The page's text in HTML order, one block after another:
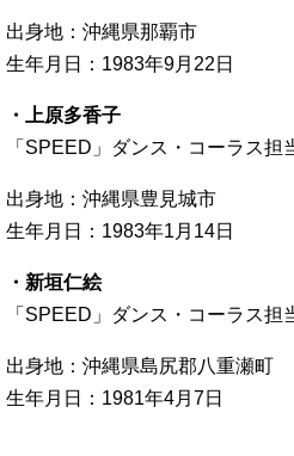
出身地：沖縄県那覇市
生年月日：1983年9月22日
・上原多香子
「SPEED」ダンス・コーラス担
出身地：沖縄県豊見城市
生年月日：1983年1月14日
・新垣仁絵
「SPEED」ダンス・コーラス担
出身地：沖縄県島尻郡八重瀬町
生年月日：1981年4月7日